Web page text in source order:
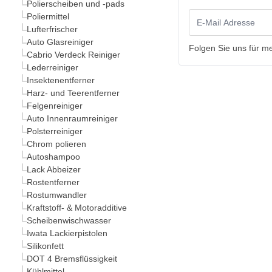
Folgen Sie uns für
Polierscheiben und -pads
Poliermittel
Lufterfrischer
Auto Glasreiniger
Cabrio Verdeck Reiniger
Lederreiniger
Insektenentferner
Harz- und Teerentferner
Felgenreiniger
Auto Innenraumreiniger
Polsterreiniger
Chrom polieren
Autoshampoo
Lack Abbeizer
Rostentferner
Rostumwandler
Kraftstoff- & Motoradditive
Scheibenwischwasser
Iwata Lackierpistolen
Silikonfett
DOT 4 Bremsflüssigkeit